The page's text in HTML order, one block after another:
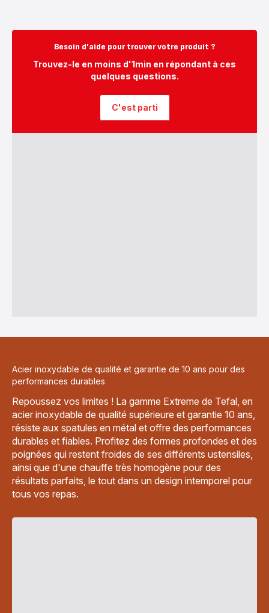
Besoin d'aide pour trouver votre produit ?
Trouvez-le en moins d'1min en répondant à ces
quelques questions.
C'est parti
Acier inoxydable de qualité et garantie de 10 ans pour des
performances durables
Repoussez vos limites ! La gamme Extreme de Tefal, en
acier inoxydable de qualité supérieure et garantie 10 ans,
résiste aux spatules en métal et offre des performances
durables et fiables. Profitez des formes profondes et des
poignées qui restent froides de ses différents ustensiles,
ainsi que d'une chauffe très homogène pour des
résultats parfaits, le tout dans un design intemporel pour
tous vos repas.